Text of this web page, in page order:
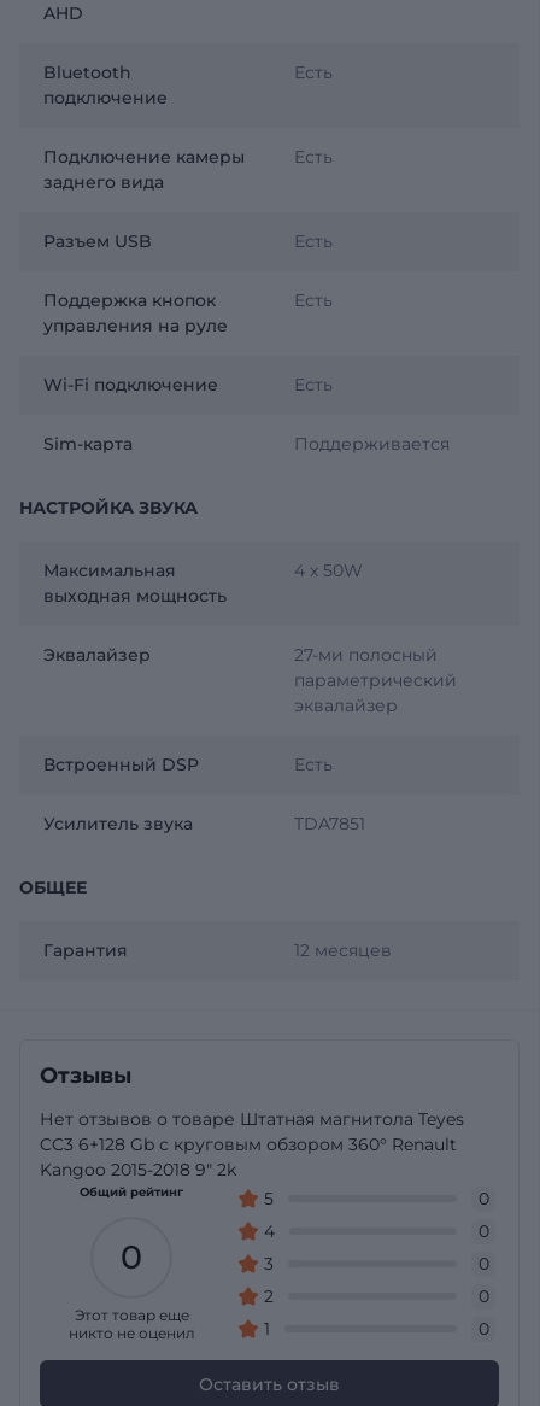
AHD
Bluetooth
подключение
Есть
Подключение камеры
заднего вида
Есть
Разъем USB Есть
Поддержка кнопок
управления на руле
Есть
Wi-Fi подключение Есть
Sim-карта Поддерживается
НАСТРОЙКА ЗВУКА
Максимальная
выходная мощность
4 x 50W
Эквалайзер
27-ми полосный
параметрический
эквалайзер
Встроенный DSP Есть
Усилитель звука TDA7851
ОБЩЕЕ
Гарантия 12 месяцев
Отзывы
Нет отзывов о товаре Штатная магнитола Teyes
CC3 6+128 Gb с круговым обзором 360° Renault
Kangoo 2015-2018 9" 2k
Общий рейтинг
0
Этот товар еще
никто не оценил
5
0
4
0
3
0
2
0
1
0
Оставить отзыв